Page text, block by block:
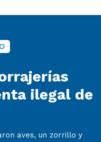
ilegal de
aves, un zorrillo y